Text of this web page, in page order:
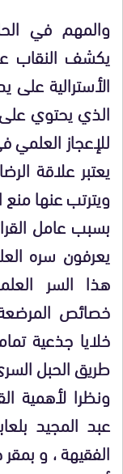
والمهم في
يكشف النقاب
الأسترالية
الذي يحتوي
للإعجاز العلمي
يعتبر علاقة
ويترتب عنها
بسبب عامل
يعرفون سره
هذا السر
خصائص
خلايا جذعية
طريق الحبل
ونظرا لأهمية
عبد المجيد
الفقيهة ، و